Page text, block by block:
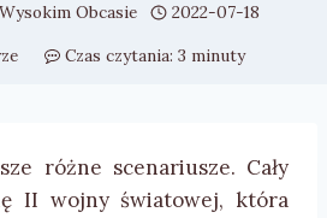
Obcasie
2022-07-18
Czas czytania: 3 minuty
różne scenariusze. Cały
II wojny światowej, która